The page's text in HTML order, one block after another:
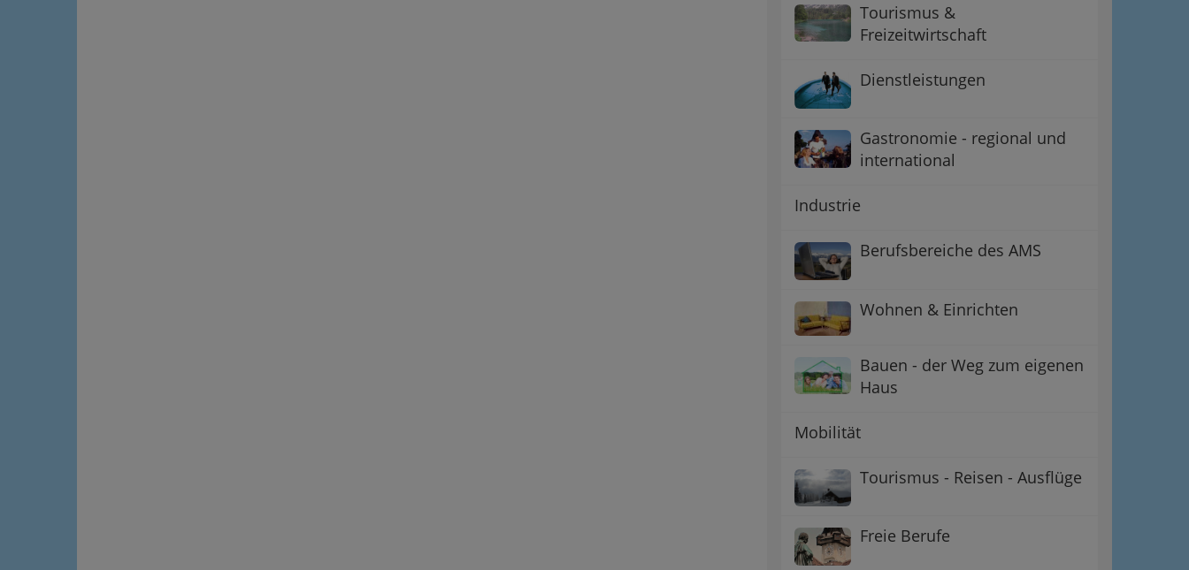
Tourismus &
Freizeitwirtschaft
Dienstleistungen
Gastronomie - regional und
international
Industrie
Berufsbereiche des AMS
Wohnen & Einrichten
Bauen - der Weg zum eigenen
Haus
Mobilität
Tourismus - Reisen - Ausflüge
Freie Berufe